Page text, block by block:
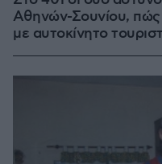
Αθηνών-Σουνίου,
με αυτοκίνητο